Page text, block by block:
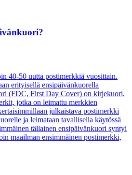
40-50 uutta postimerkkiä vuosittain.
erityisellä ensipäivänkuorella
(FDC, First Day Cover) on kirjekuori,
jotka on leimattu merkkien
julkaistava postimerkki
ja leimataan tavallisella käytössä
tällainen ensipäivänkuori syntyi
maailman ensimmäinen postimerkki,